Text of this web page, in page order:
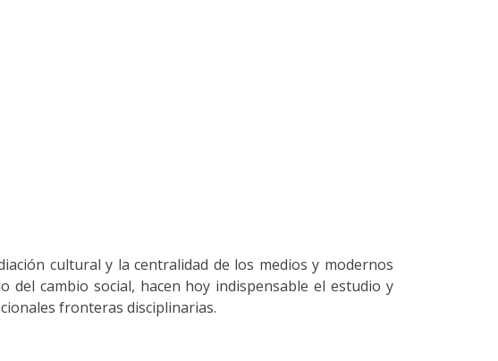
cultural y la centralidad de los medios y modernos
del cambio social, hacen hoy indispensable el estudio y
fronteras disciplinarias.